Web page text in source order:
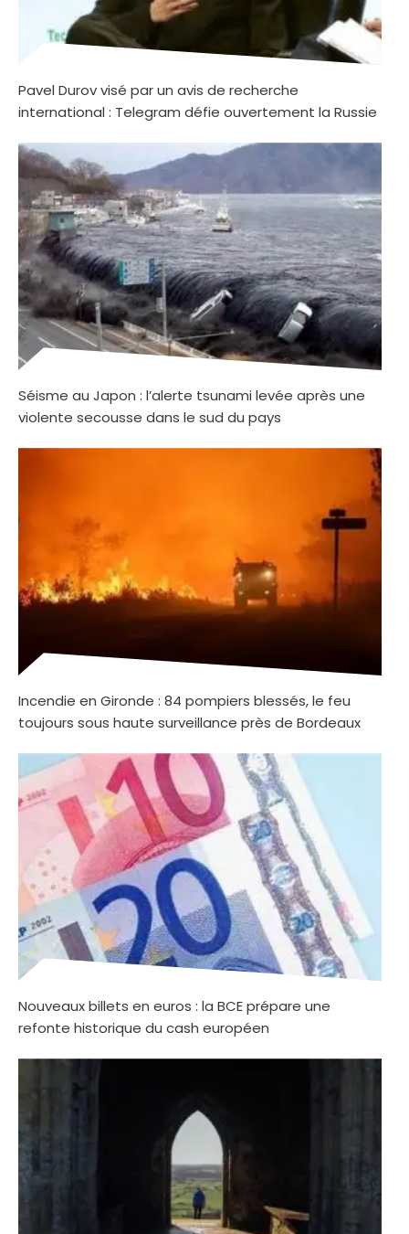
Pavel Durov visé par un avis de recherche
international : Telegram défie ouvertement la Russie
Séisme au Japon : l’alerte tsunami levée après une
violente secousse dans le sud du pays
Incendie en Gironde : 84 pompiers blessés, le feu
toujours sous haute surveillance près de Bordeaux
Nouveaux billets en euros : la BCE prépare une
refonte historique du cash européen